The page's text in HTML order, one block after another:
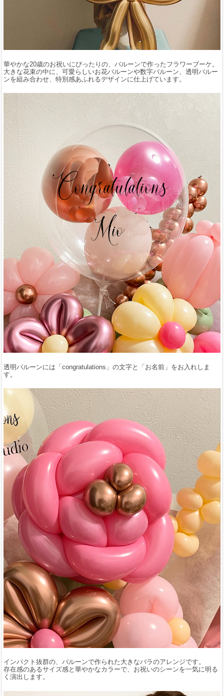
華やかな20歳のお祝いにぴったりの、バルーンで作ったフラワーブーケ。
大きな花束の中に、可愛らしいお花バルーンや数字バルーン、透明バルー
ンを組み合わせ、特別感あふれるデザインに仕上げています。
透明バルーンには「congratulations」の文字と「お名前」をお入れしま
す。
インパクト抜群の、バルーンで作られた大きなバラのアレンジです。
存在感のあるサイズ感と華やかなカラーで、お祝いのシーンを一気に明る
く演出します。